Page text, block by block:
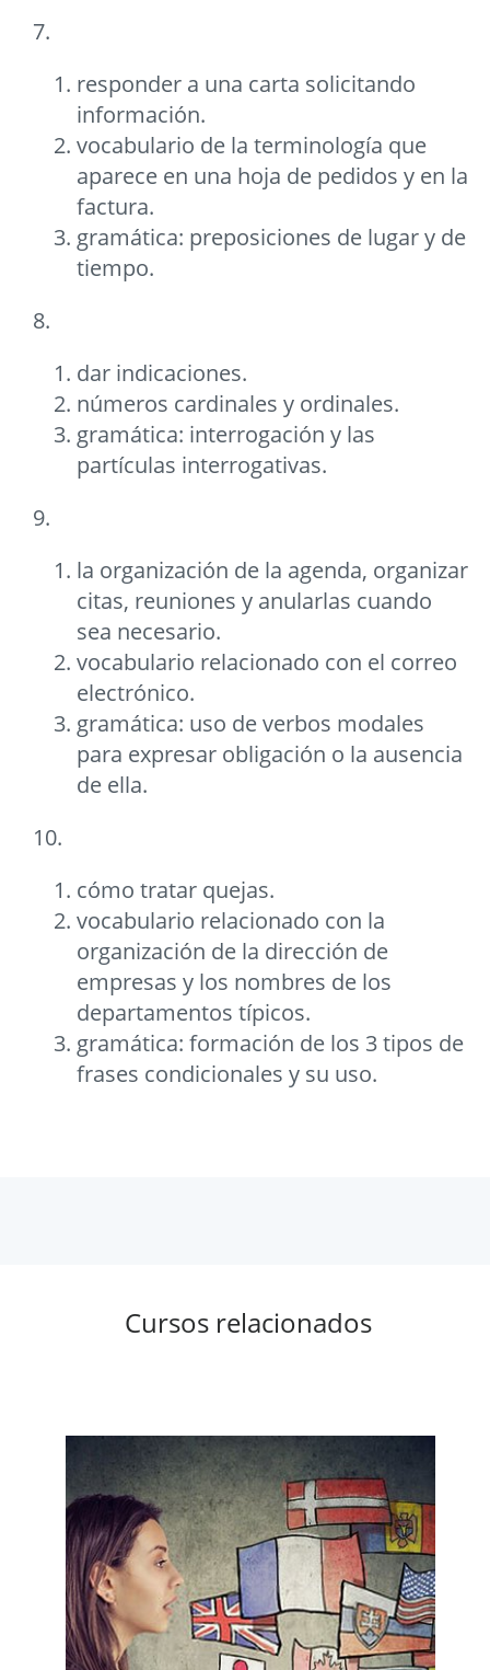
7.
responder a una carta solicitando
información.
vocabulario de la terminología que
aparece en una hoja de pedidos y en la
factura.
gramática: preposiciones de lugar y de
tiempo.
8.
dar indicaciones.
números cardinales y ordinales.
gramática: interrogación y las
partículas interrogativas.
9.
la organización de la agenda, organizar
citas, reuniones y anularlas cuando
sea necesario.
vocabulario relacionado con el correo
electrónico.
gramática: uso de verbos modales
para expresar obligación o la ausencia
de ella.
10.
cómo tratar quejas.
vocabulario relacionado con la
organización de la dirección de
empresas y los nombres de los
departamentos típicos.
gramática: formación de los 3 tipos de
frases condicionales y su uso.
Cursos relacionados